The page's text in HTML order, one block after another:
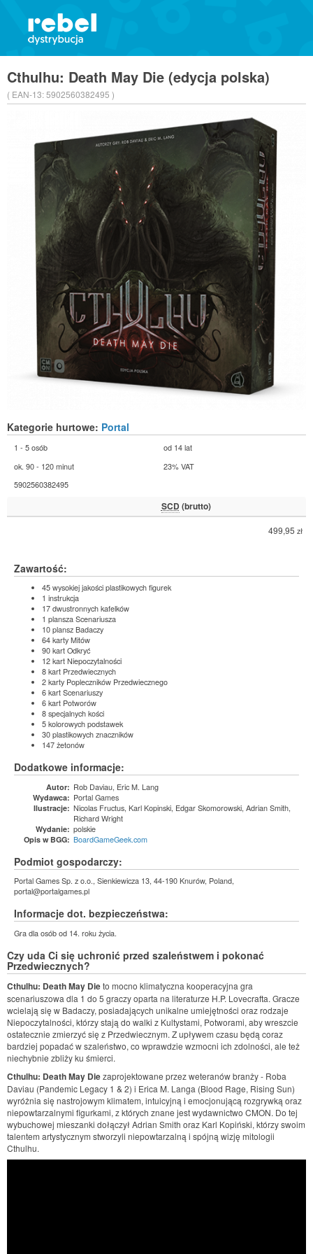
Cthulhu: Death May Die (edycja polska)
( EAN-13:5902560382495 )
Kategorie hurtowe: Portal
1 - 5 osób
od 14 lat
ok. 90 - 120 minut
23% VAT
5902560382495
SCD (brutto)
499,95 zł
Zawartość:
45 wysokiej jakości plastikowych figurek
1 instrukcja
17 dwustronnych kafelków
1 plansza Scenariusza
10 plansz Badaczy
64 karty Mitów
90 kart Odkryć
12 kart Niepoczytalności
8 kart Przedwiecznych
2 karty Popleczników Przedwiecznego
6 kart Scenariuszy
6 kart Potworów
8 specjalnych kości
5 kolorowych podstawek
30 plastikowych znaczników
147 żetonów
Dodatkowe informacje:
Autor: Rob Daviau, Eric M. Lang
Wydawca: Portal Games
Ilustracje: Nicolas Fructus, Karl Kopinski, Edgar Skomorowski, Adrian Smith,
Richard Wright
Wydanie: polskie
Opis w BGG: BoardGameGeek.com
Podmiot gospodarczy:
Portal Games Sp. z o.o., Sienkiewicza 13, 44-190 Knurów, Poland,
portal@portalgames.pl
Informacje dot. bezpieczeństwa:
Gra dla osób od 14. roku życia.
Czy uda Ci się uchronić przed szaleństwem i pokonać
Przedwiecznych?
Cthulhu: Death May Dieto mocno klimatyczna kooperacyjna gra
scenariuszowa dla 1 do 5 graczy oparta na literaturze H.P. Lovecrafta. Gracze
wcielają się w Badaczy, posiadających unikalne umiejętności oraz rodzaje
Niepoczytalności, którzy stają do walki z Kultystami, Potworami, aby wreszcie
ostatecznie zmierzyć się z Przedwiecznym. Z upływem czasu będą coraz
bardziej popadać w szaleństwo, co wprawdzie wzmocni ich zdolności, ale też
niechybnie zbliży ku śmierci.
Cthulhu: Death May Diezaprojektowane przez weteranów branży - Roba
Daviau (Pandemic Legacy 1 & 2) i Erica M. Langa (Blood Rage, Rising Sun)
wyróżnia się nastrojowym klimatem, intuicyjną i emocjonującą rozgrywką oraz
niepowtarzalnymi figurkami, z których znane jest wydawnictwo CMON. Do tej
wybuchowej mieszanki dołączył Adrian Smith oraz Karl Kopiński, którzy swoim
talentem artystycznym stworzyli niepowtarzalną i spójną wizję mitologii
Cthulhu.